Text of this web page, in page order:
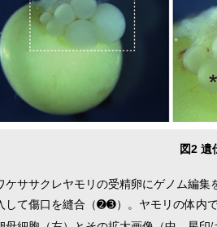
図2 遺
ケササクレヤモリの受精卵にゲノム編
して傷口を縫合（➋➌）。ヤモリの体内